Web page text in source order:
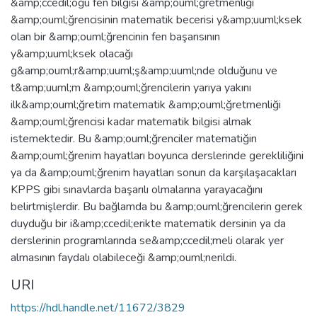
&amp;ouml;ğrencisinin matematik becerisi y&amp;uuml;ksek
olan bir &amp;ouml;ğrencinin fen başarısının
y&amp;uuml;ksek olacağı
g&amp;ouml;r&amp;uuml;ş&amp;uuml;nde olduğunu ve
t&amp;uuml;m &amp;ouml;ğrencilerin yarıya yakını
ilk&amp;ouml;ğretim matematik &amp;ouml;ğretmenliği
&amp;ouml;ğrencisi kadar matematik bilgisi almak
istemektedir. Bu &amp;ouml;ğrenciler matematiğin
&amp;ouml;ğrenim hayatları boyunca derslerinde gerekliliğini
ya da &amp;ouml;ğrenim hayatları sonun da karşılaşacakları
KPPS gibi sınavlarda başarılı olmalarına yarayacağını
belirtmişlerdir. Bu bağlamda bu &amp;ouml;ğrencilerin gerek
duyduğu bir i&amp;ccedil;erikte matematik dersinin ya da
derslerinin programlarında se&amp;ccedil;meli olarak yer
almasının faydalı olabileceği &amp;ouml;nerildi.
URI
https://hdl.handle.net/11672/3829